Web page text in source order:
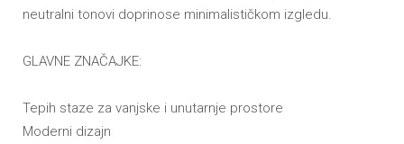
neutralni tonovi doprinose minimalističkom izgledu.
GLAVNE ZNAČAJKE:
Tepih staze za vanjske i unutarnje prostore
Moderni dizajn